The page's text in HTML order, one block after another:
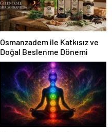
Osmanzadem ile Katkısız ve
Doğal Beslenme Dönemi